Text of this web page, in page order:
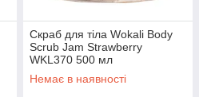
Скраб для тіла Wokali Body
Scrub Jam Strawberry
WKL370 500 мл
Немає в наявності